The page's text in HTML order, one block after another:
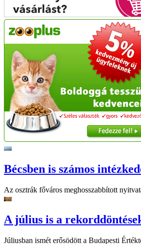
Bécsben is számos
Az osztrák főváros meghosszabbított
A július is a
Júliusban ismét erősödött a Budapesti